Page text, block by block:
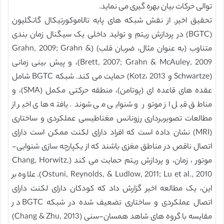
توالی حرکات بیان بهره گیری می نماید.
تحقیق اخیر, از نقش شبکه های پایه تالاموکورتیکال گانگلیون
(BGTC) در پردازش ریتم و تولید داخلی یک سیگنال زمان بندی
متناوب (به عنوان مثال، ضربان قلب) (Grahn, 2009; Grahn &
Brett, 2007; Grahn & McAuley, 2009)، و پیش بینی زمانی
(Schwartze و Kotz، 2013) حمایت می کند. شبکه BGTC شامل
عقده های قاعده ای (پوتامن)، منطقه حرکتی مکمل (SMA)، و
مناطق قبل از موتور و شنوایی می شوند. یافته های اخیر از
مطالعات تصویربرداری رزونانس مغناطیسی عملکردی و ساختاری
(MRI) نشان داده است که افراد دارای لکنت ممکن است دارای
اتصال ناقص در مناطق مغزی باشند که از یکپارچه سازی شنوایی-
موتور ، زمان، و پردازش ریتم حمایت می کند (Chang, Horwitz,
Ostuni, Reynolds, & Ludlow, 2011; Lu et al., 2010). علاوه بر
این، یک مطالعه اخیر گزارش داد که کودکان دارای لکنت دارای
اتصال عملکردی و ساختاری تضعیف شده در شبکه BGTC در
مقایسه با گروه های شاهد همسان-سنی (Chang & Zhu, 2013)